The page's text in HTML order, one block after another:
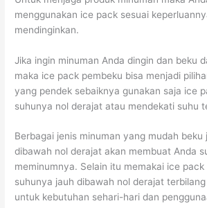
menggunakan ice pack sesuai
mendinginkan.
Jika ingin minuman Anda dingin dan beku
maka ice pack pembeku bisa menjadi
yang pendek sebaiknya gunakan saja ice
suhunya nol derajat atau mendekati suhu
Berbagai jenis minuman yang mudah beku
dibawah nol derajat akan membuat Anda
meminumnya. Selain itu memakai ice
suhunya jauh dibawah nol derajat
untuk kebutuhan sehari-hari dan